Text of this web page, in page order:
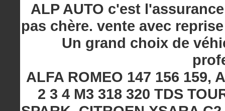
ALP AUTO c'est
pas chère. vente avec
Un grand choix de
ALFA ROMEO 147 156 159,
2 3 4 M3 318 320 TDS